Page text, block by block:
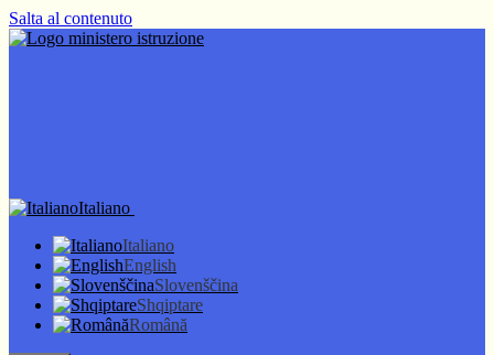
Salta al contenuto
Italiano
Italiano
English
Slovenščina
Shqiptare
Română